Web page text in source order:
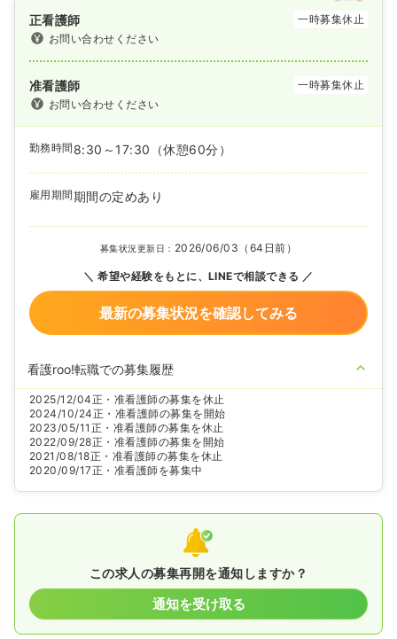
正看護師
一時募集休止
お問い合わせください
准看護師
一時募集休止
お問い合わせください
勤務時間 8:30～17:30 （休憩60分）
雇用期間期間の定めあり
募集状況更新日： 2026/06/03（64日前）
希望や経験をもとに、LINEで相談できる
最新の募集状況を確認してみる
看護roo!転職での募集履歴
2025/12/04正・准看護師の募集を休止
2024/10/24正・准看護師の募集を開始
2023/05/11 正・准看護師の募集を休止
2022/09/28正・准看護師の募集を開始
2021/08/18正・准看護師の募集を休止
2020/09/17正・准看護師を募集中
この求人の募集再開を通知しますか？
通知を受け取る